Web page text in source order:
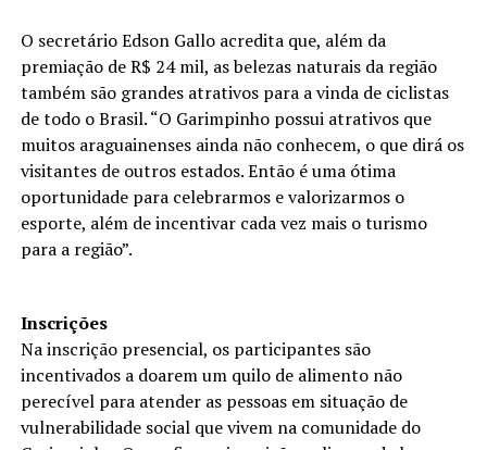
O secretário Edson Gallo acredita que, além da
premiação de R$ 24 mil, as belezas naturais da região
também são grandes atrativos para a vinda de ciclistas
de todo o Brasil. “O Garimpinho possui atrativos que
muitos araguainenses ainda não conhecem, o que dirá os
visitantes de outros estados. Então é uma ótima
oportunidade para celebrarmos e valorizarmos o
esporte, além de incentivar cada vez mais o turismo
para a região”.
Inscrições
Na inscrição presencial, os participantes são
incentivados a doarem um quilo de alimento não
perecível para atender as pessoas em situação de
vulnerabilidade social que vivem na comunidade do